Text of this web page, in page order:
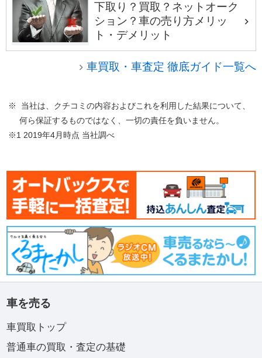
下取り？買取？ネットオーク
ション？車の売り方メリッ
ト・デメリット
車買取・車査定 徹底ガイド一覧へ
※ 当社は、クチコミの内容およびこれを利用した結果について、
何ら保証するものではなく、一切の責任を負いません。
※1 2019年4月時点 当社調べ
車を売る
車買取トップ
普通車の買取・査定の基礎